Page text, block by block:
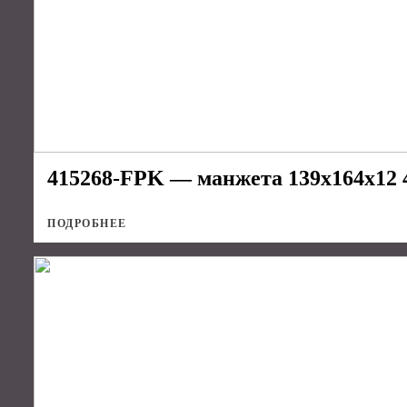
415268-FPK — манжета 139х164х12
ПОДРОБНЕЕ